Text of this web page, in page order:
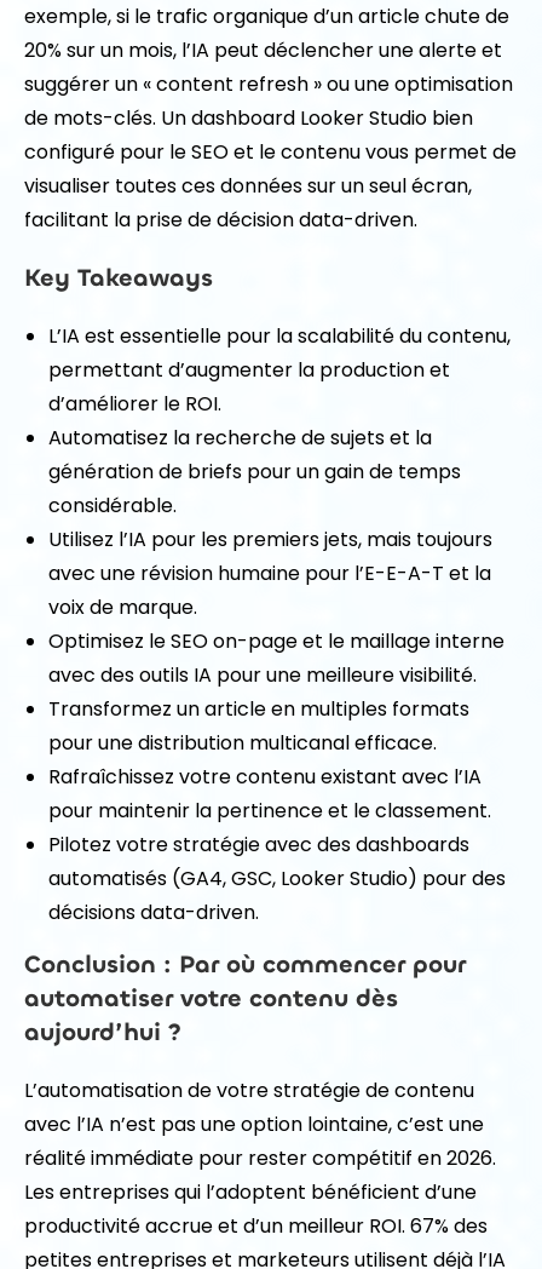
exemple, si le trafic organique d’un article chute de
20% sur un mois, l’IA peut déclencher une alerte et
suggérer un « content refresh » ou une optimisation
de mots-clés. Un dashboard Looker Studio bien
configuré pour le SEO et le contenu vous permet de
visualiser toutes ces données sur un seul écran,
facilitant la prise de décision data-driven.
Key Takeaways
L’IA est essentielle pour la scalabilité du contenu,
permettant d’augmenter la production et
d’améliorer le ROI.
Automatisez la recherche de sujets et la
génération de briefs pour un gain de temps
considérable.
Utilisez l’IA pour les premiers jets, mais toujours
avec une révision humaine pour l’E-E-A-T et la
voix de marque.
Optimisez le SEO on-page et le maillage interne
avec des outils IA pour une meilleure visibilité.
Transformez un article en multiples formats
pour une distribution multicanal efficace.
Rafraîchissez votre contenu existant avec l’IA
pour maintenir la pertinence et le classement.
Pilotez votre stratégie avec des dashboards
automatisés (GA4, GSC, Looker Studio) pour des
décisions data-driven.
Conclusion : Par où commencer pour
automatiser votre contenu dès
aujourd’hui ?
L’automatisation de votre stratégie de contenu
avec l’IA n’est pas une option lointaine, c’est une
réalité immédiate pour rester compétitif en 2026.
Les entreprises qui l’adoptent bénéficient d’une
productivité accrue et d’un meilleur ROI. 67% des
petites entreprises et marketeurs utilisent déjà l’IA